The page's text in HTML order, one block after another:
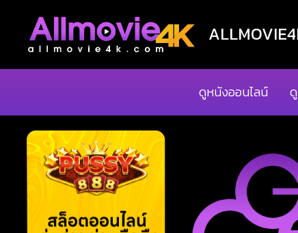
ดูหนังออนไลน์